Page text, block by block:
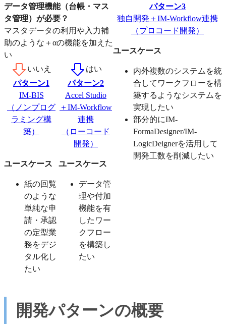
データ管理機能（台帳・マス
タ管理）が必要？
マスタデータの利用や入力補
助のような＋αの機能を加えた
い
いいえ
パターン1
IM-BIS
（ノンプログ
ラミング構
築）
はい
パターン2
Accel Studio
＋IM-Workflow
連携
（ローコード
開発）
ユースケース
紙の回覧
のような
単純な申
請・承認
の定型業
務をデジ
タル化し
たい
ユースケース
データ管
理や付加
機能を有
したワー
クフロー
を構築し
たい
パターン3
独自開発＋IM-Workflow連携
（プロコード開発）
ユースケース
内外複数のシステムを統
合してワークフローを構
築するようなシステムを
実現したい
部分的にIM-
FormaDesigner/IM-
LogicDeignerを活用して
開発工数を削減したい
開発パターンの概要